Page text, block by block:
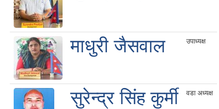
माधुरी जैसवाल उपाध्यक्ष
सुरेन्द्र सिंह कुर्मी वडा अध्यक्ष